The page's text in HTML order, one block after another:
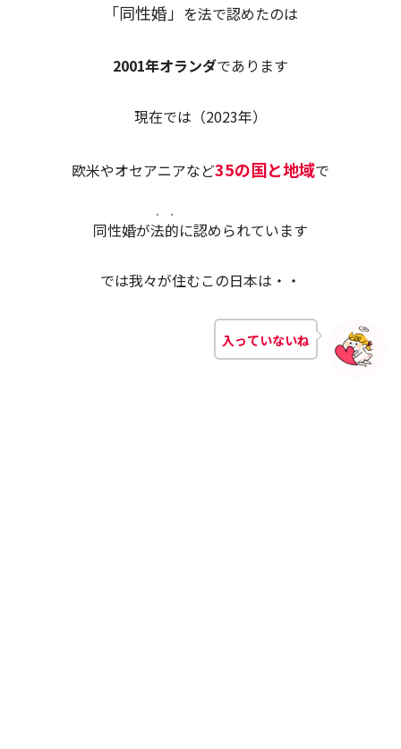
「同性婚」 を法で認めたのは
2001年オランダであります
現在では（2023年）
欧米やオセアニアなど35の国と地域で
同性婚が法的
・・
に認められています
では我々が住むこの日本は・・
入っていないね